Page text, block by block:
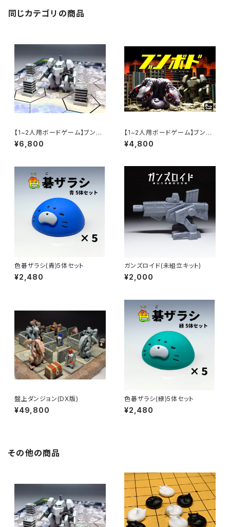
同じカテゴリの商品
【1~2人用ボードゲーム】ブンボ
ド(アップグレード版)
¥6,800
【1~2人用ボードゲーム】ブンボ
ド
¥4,800
色碁ザラシ(青)5体セット
¥2,480
ガンズロイド(未組立キット)
¥2,000
盤上ダンジョン(DX版)
¥49,800
色碁ザラシ(緑)5体セット
¥2,480
その他の商品